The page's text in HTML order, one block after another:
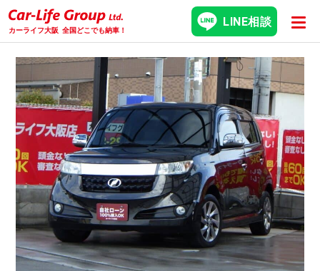
カーライフ大阪 全国どこでも納車！
LINE相談